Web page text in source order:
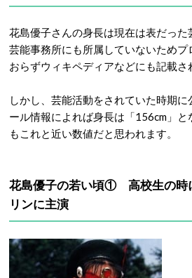
花島優子さんの身長は現在は表だった
芸能事務所にも所属していないためプ
おらずウィキペディアなどにも記載さ
しかし、芸能活動をされていた時期
ール情報によれば身長は「156cm」
もこれと近い数値だと思われます。
花島優子の若い頃① 高校生の時
リンに主演